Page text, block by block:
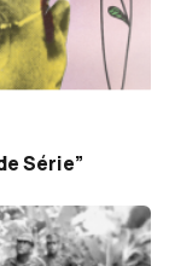
Série”